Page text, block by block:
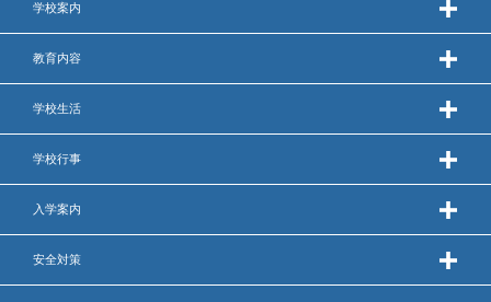
学校案内
教育内容
学校生活
学校行事
入学案内
安全対策
体育と食育
クラブ活動